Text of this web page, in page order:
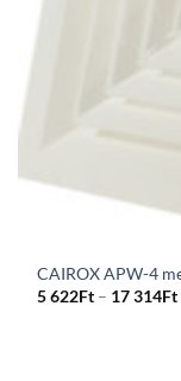
CAIROX APW-4
5 622Ft – 17 314Ft